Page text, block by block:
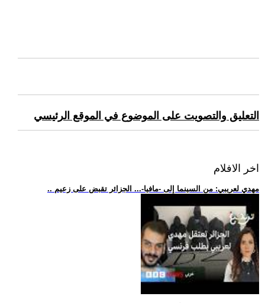
التعليق والتصويت على الموضوع في الموقع الرئيسي
اخر الافلام
.. مهدي لعريبي: من السينما إلى -مافيا-... الجزائر تقبض على زعيم